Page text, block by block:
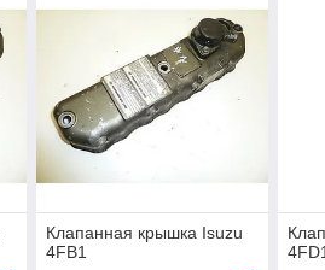
Клапанная крышка Isuzu
4FB1